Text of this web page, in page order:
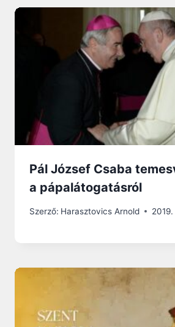
Pál József Csaba
a pápalátogatásról
Szerző: Harasztovics Arnold